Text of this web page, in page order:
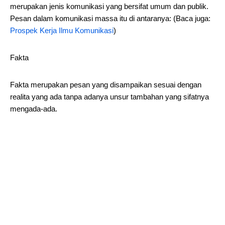
merupakan jenis komunikasi yang bersifat umum dan publik.
Pesan dalam komunikasi massa itu di antaranya: (Baca juga:
Prospek Kerja Ilmu Komunikasi)
Fakta
Fakta merupakan pesan yang disampaikan sesuai dengan
realita yang ada tanpa adanya unsur tambahan yang sifatnya
mengada-ada.